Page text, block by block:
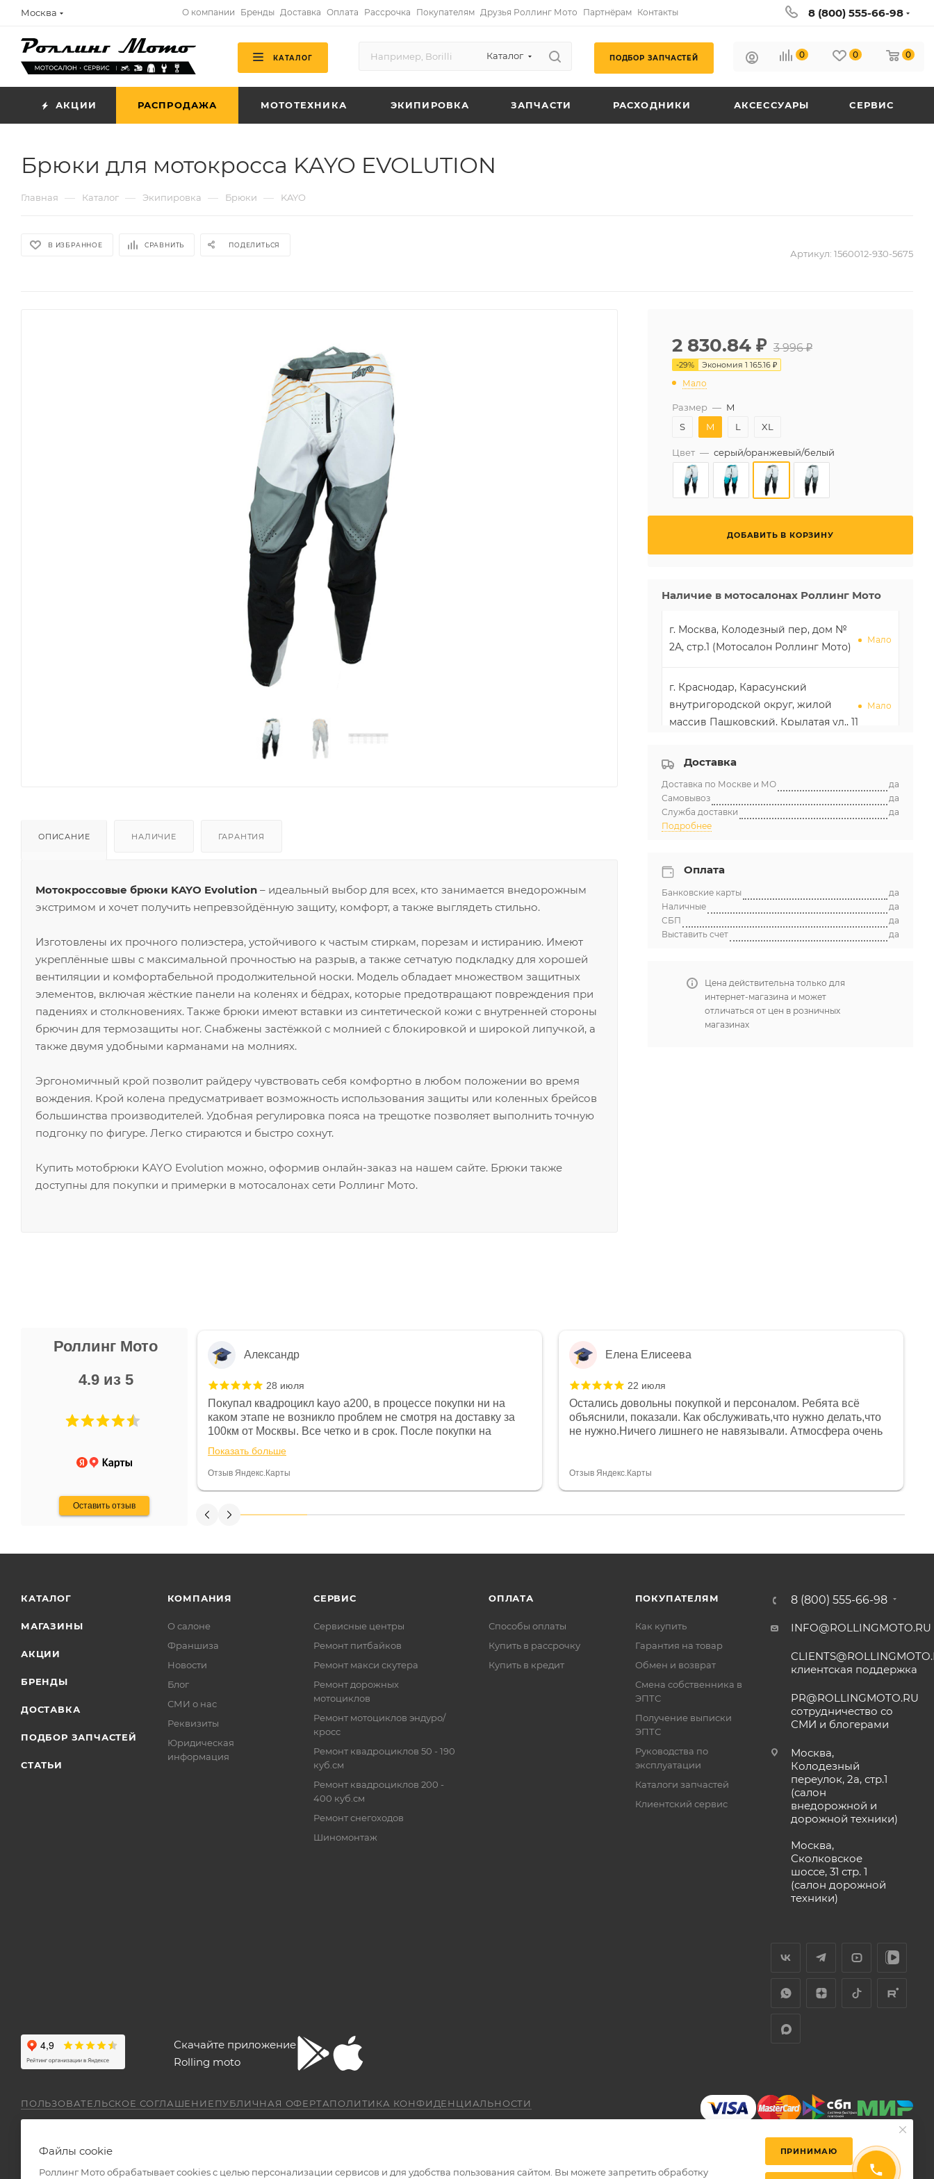
Москва О компании Бренды Доставка Оплата Рассрочка Покупателям Друзья Роллинг Мото Партнёрам Контакты 8 (800) 555-66-98
КАТАЛОГ Каталог ПОДБОР ЗАПЧАСТЕЙ 0 0 0
АКЦИИ РАСПРОДАЖА МОТОТЕХНИКА ЭКИПИРОВКА ЗАПЧАСТИ РАСХОДНИКИ АКСЕССУАРЫ СЕРВИС
Брюки для мотокросса KAYO EVOLUTION
Главная — Каталог — Экипировка — Брюки — KAYO
В ИЗБРАННОЕ СРАВНИТЬ ПОДЕЛИТЬСЯ
Артикул: 1560012-930-5675
ОПИСАНИЕ НАЛИЧИЕ ГАРАНТИЯ
Мотокроссовые брюки KAYO Evolution – идеальный выбор для всех, кто занимается внедорожным
экстримом и хочет получить непревзойдённую защиту, комфорт, а также выглядеть стильно.
Изготовлены их прочного полиэстера, устойчивого к частым стиркам, порезам и истиранию. Имеют
укреплённые швы с максимальной прочностью на разрыв, а также сетчатую подкладку для хорошей
вентиляции и комфортабельной продолжительной носки. Модель обладает множеством защитных
элементов, включая жёсткие панели на коленях и бёдрах, которые предотвращают повреждения при
падениях и столкновениях. Также брюки имеют вставки из синтетической кожи с внутренней стороны
брючин для термозащиты ног. Снабжены застёжкой с молнией с блокировкой и широкой липучкой, а
также двумя удобными карманами на молниях.
Эргономичный крой позволит райдеру чувствовать себя комфортно в любом положении во время
вождения. Крой колена предусматривает возможность использования защиты или коленных брейсов
большинства производителей. Удобная регулировка пояса на трещотке позволяет выполнить точную
подгонку по фигуре. Легко стираются и быстро сохнут.
Купить мотобрюки KAYO Evolution можно, оформив онлайн-заказ на нашем сайте. Брюки также
доступны для покупки и примерки в мотосалонах сети Роллинг Мото.
2 830.84 ₽ 3 996 ₽
-29% Экономия 1 165.16 ₽
Мало
Размер — M
S
M L XL
Цвет — серый/оранжевый/белый
ДОБАВИТЬ В КОРЗИНУ
Наличие в мотосалонах Роллинг Мото
г. Москва, Колодезный пер, дом №
2А, стр.1 (Мотосалон Роллинг Мото)
Мало
г. Краснодар, Карасунский
внутригородской округ, жилой
массив Пашковский, Крылатая ул., 11
Мало
Доставка
Доставка по Москве и МО
да
Самовывоз
да
Служба доставки
да
Подробнее
Оплата
Банковские карты
да
Наличные
да
СБП
да
Выставить счет
да
Цена действительна только для
интернет-магазина и может
отличаться от цен в розничных
магазинах
Роллинг Мото
4.9 из 5
Оставить отзыв
Не понравились условия
и дают только на год)
Александр
28 июля
Покупал квадроцикл kayo a200, в процессе покупки ни на
каком этапе не возникло проблем не смотря на доставку за
100км от Москвы. Все четко и в срок. После покупки на
спидометре всегда был 0, при этом представители магазина
постоянно были на связи и в итоге проблема была решена.
Считаю, что это говорит о небезразличии к клиенту после
Показать больше
Отзыв Яндекс.Карты
Елена Елисеева
22 июля
Остались довольны покупкой и персоналом. Ребята всё
объяснили, показали. Как обслуживать,что нужно делать,что
не нужно.Ничего лишнего не навязывали. Атмосфера очень
огромное спасибо Дмитрию, за клиентоориентированность и
Отзыв Яндекс.Карты
КАТАЛОГ
МАГАЗИНЫ
АКЦИИ
БРЕНДЫ
ДОСТАВКА
ПОДБОР ЗАПЧАСТЕЙ
СТАТЬИ
КОМПАНИЯ
О салоне
Франшиза
Новости
Блог
СМИ о нас
Реквизиты
Юридическая
информация
СЕРВИС
Сервисные центры
Ремонт питбайков
Ремонт макси скутера
Ремонт дорожных
мотоциклов
Ремонт мотоциклов эндуро/
кросс
Ремонт квадроциклов 50 - 190
куб.см
Ремонт квадроциклов 200 -
400 куб.см
Ремонт снегоходов
Шиномонтаж
ОПЛАТА
Способы оплаты
Купить в рассрочку
Купить в кредит
ПОКУПАТЕЛЯМ
Как купить
Гарантия на товар
Обмен и возврат
Смена собственника в
ЭПТС
Получение выписки
ЭПТС
Руководства по
эксплуатации
Каталоги запчастей
Клиентский сервис
8 (800) 555-66-98
INFO@ROLLINGMOTO.RU
клиентская поддержка
PR@ROLLINGMOTO.RU
сотрудничество со
СМИ и блогерами
Москва,
Колодезный
переулок, 2а, стр.1
(салон
внедорожной и
дорожной техники)
Москва,
Сколковское
шоссе, 31 стр. 1
(салон дорожной
техники)
Скачайте приложение
Rolling moto
ПОЛЬЗОВАТЕЛЬСКОЕ СОГЛАШЕНИЕПУБЛИЧНАЯ ОФЕРТАПОЛИТИКА КОНФИДЕНЦИАЛЬНОСТИ
Файлы cookie
Роллинг Мото обрабатывает сookies с целью персонализации сервисов и для удобства пользования сайтом. Вы можете запретить обработку
ПРИНИМАЮ